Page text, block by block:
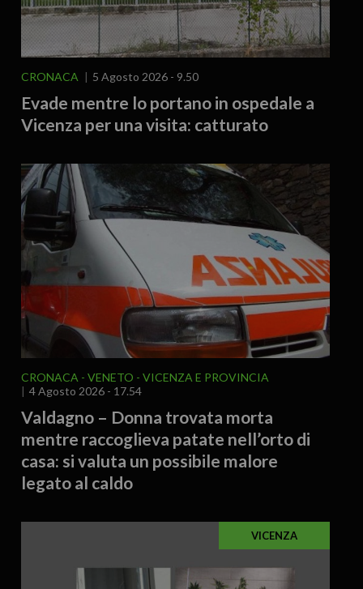
CRONACA 5 Agosto 2026 - 9.50
Evade mentre lo portano in ospedale a
Vicenza per una visita: catturato
CRONACA VENETO
VICENZA E PROVINCIA
4 Agosto 2026 - 17.54
Valdagno – Donna trovata morta
mentre raccoglieva patate nell’orto di
casa: si valuta un possibile malore
legato al caldo
VICENZA